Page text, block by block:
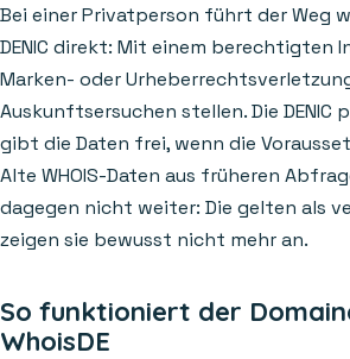
Bei einer Privatperson führt der Weg
DENIC direkt: Mit einem berechtigten
Marken- oder
Auskunftsersuchen stellen. Die DENIC
gibt die Daten frei, wenn die
Alte WHOIS-Daten aus früheren
dagegen nicht weiter: Die gelten als
zeigen sie bewusst nicht mehr an.
So funktioniert der
WhoisDE